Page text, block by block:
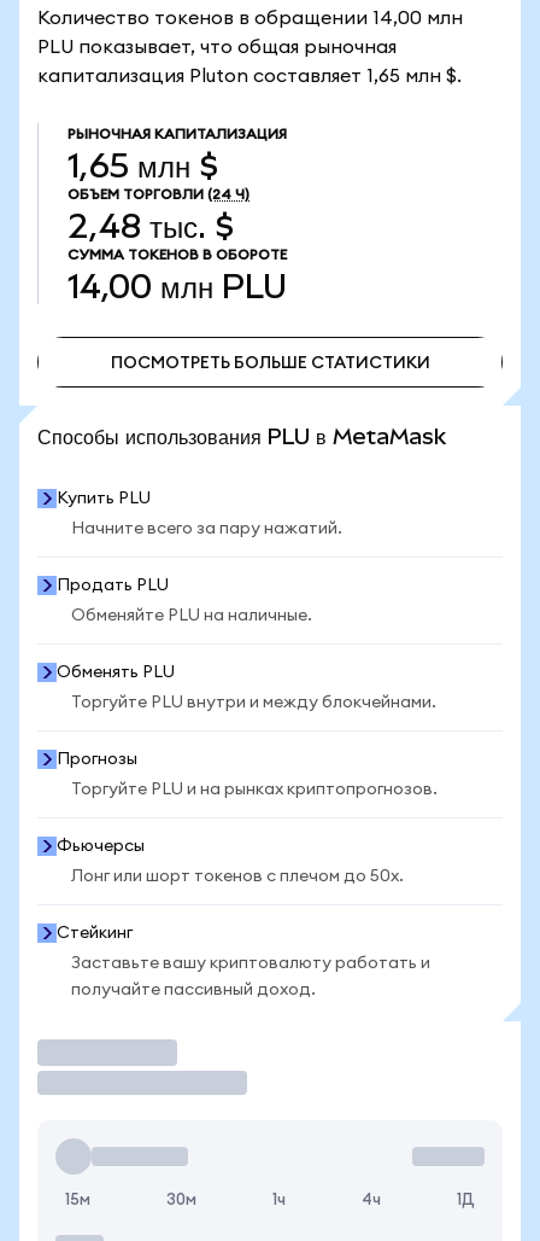
Количество токенов в обращении 14,00 млн
PLU показывает, что общая рыночная
капитализация Pluton составляет 1,65 млн $.
РЫНОЧНАЯ КАПИТАЛИЗАЦИЯ
1,65 млн $
ОБЪЕМ ТОРГОВЛИ (24 Ч)
2,48 тыс. $
СУММА ТОКЕНОВ В ОБОРОТЕ
14,00 млн PLU
ПОСМОТРЕТЬ БОЛЬШЕ СТАТИСТИКИ
Способы использования PLU в MetaMask
Купить PLU
Начните всего за пару нажатий.
Продать PLU
Обменяйте PLU на наличные.
Обменять PLU
Торгуйте PLU внутри и между блокчейнами.
Прогнозы
Торгуйте PLU и на рынках криптопрогнозов.
Фьючерсы
Лонг или шорт токенов с плечом до 50x.
Стейкинг
Заставьте вашу криптовалюту работать и
получайте пассивный доход.
15м 30м 1ч 4ч 1Д